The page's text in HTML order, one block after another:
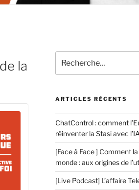
la
pour
:
ARTICLES RÉCENTS
ChatControl : comment
réinventer la Stasi avec l’IA
[Face à Face ] Comment
monde : aux origines de
[Live Podcast] L’affaire